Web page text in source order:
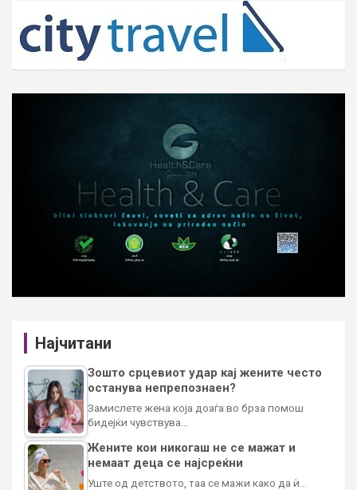
h
Најчитани
Зошто срцевиот удар кај жените често
останува непрепознаен?
Замислете жена која доаѓа во брза помош
бидејќи чувствува…
Жените кои никогаш не се мажат и
немаат деца се најсреќни
Уште од детството, таа се мажи како да ѝ…